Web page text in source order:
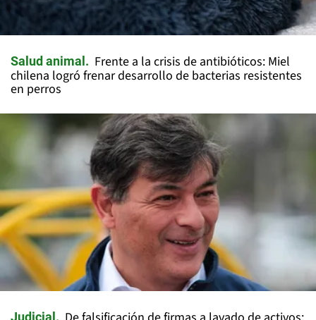
Salud animal
Frente a la crisis de antibióticos: Miel
chilena logró frenar desarrollo de bacterias resistentes
en perros